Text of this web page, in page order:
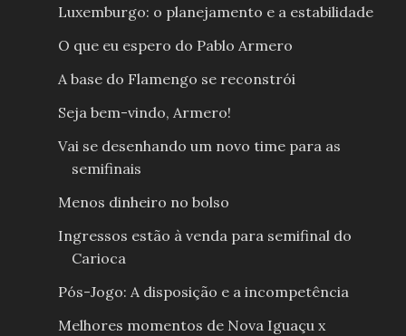
Luxemburgo: o planejamento e a estabilidade
O que eu espero do Pablo Armero
A base do Flamengo se reconstrói
Seja bem-vindo, Armero!
Vai se desenhando um novo time para as
semifinais
Menos dinheiro no bolso
Ingressos estão à venda para semifinal do
Carioca
Pós-Jogo: A disposição e a incompetência
Melhores momentos de Nova Iguaçu x